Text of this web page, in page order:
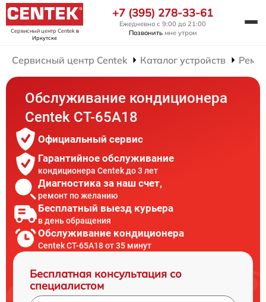
Сервисный центр Centekв
Иркутске
+7 (395) 278-33-61
Ежедневно с 9:00 до 21:00
Позвонить мне утром
Сервисный центр Centek Каталог устройств
Обслуживание кондиционера
Centek CT-65A18
Официальный сервис
Гарантийное обслуживание
кондиционера Centek до 3 лет
Диагностика за наш счет,
ремонт по желанию
Бесплатный выезд курьера
в день обращения
Обслуживание кондиционера
Centek CT-65A18 от 35 минут
Бесплатная консультация со
специалистом